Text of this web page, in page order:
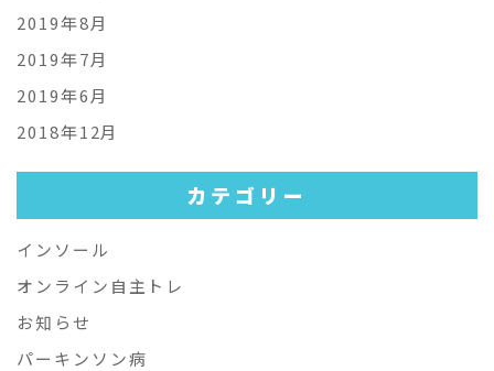
2019年8月
2019年7月
2019年6月
2018年12月
カテゴリー
インソール
オンライン自主トレ
お知らせ
パーキンソン病